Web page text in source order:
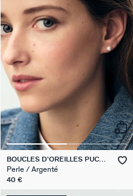
BOUCLES D'OREILLES PUCES
PERLYS
Perle / Argenté
40 €